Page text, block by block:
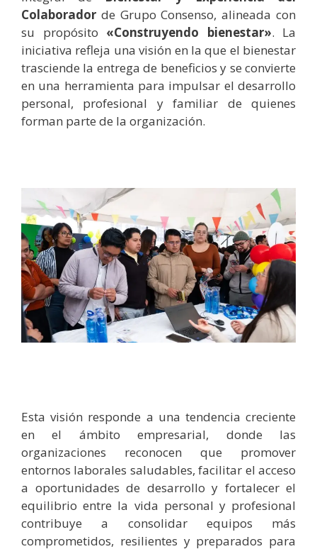
Colaborador de Grupo Consenso, alineada con
su propósito «Construyendo bienestar». La
iniciativa refleja una visión en la que el bienestar
trasciende la entrega de beneficios y se convierte
en una herramienta para impulsar el desarrollo
personal, profesional y familiar de quienes
forman parte de la organización.
Esta visión responde a una tendencia creciente
en el ámbito empresarial, donde las
organizaciones reconocen que promover
entornos laborales saludables, facilitar el acceso
a oportunidades de desarrollo y fortalecer el
equilibrio entre la vida personal y profesional
contribuye a consolidar equipos más
comprometidos, resilientes y preparados para